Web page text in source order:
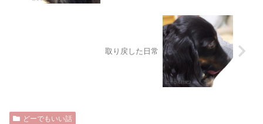
取り戻した日常
どーでもいい話